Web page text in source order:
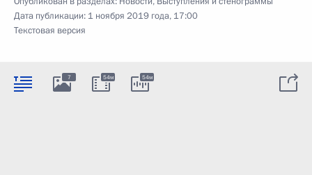
Дата публикации: 1 ноября 2019 года, 17:00
Текстовая версия
7 54м 54м